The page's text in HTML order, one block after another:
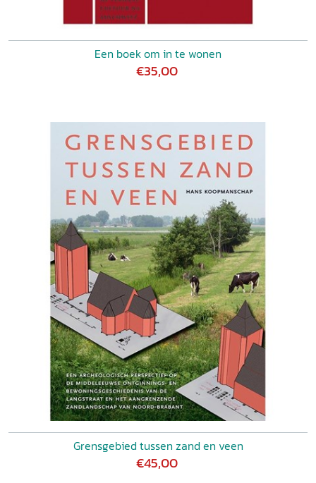
Een boek om in te wonen
€35,00
Grensgebied tussen zand en veen
€45,00